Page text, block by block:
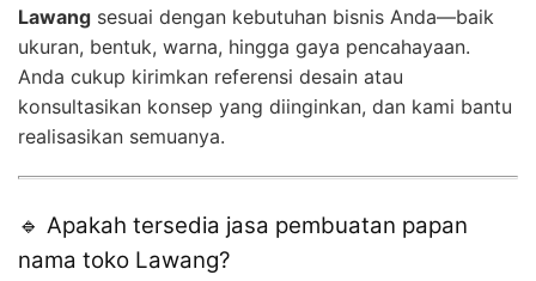
Lawang sesuai dengan kebutuhan bisnis Anda—baik
ukuran, bentuk, warna, hingga gaya pencahayaan.
Anda cukup kirimkan referensi desain atau
konsultasikan konsep yang diinginkan, dan kami bantu
realisasikan semuanya.
🔹 Apakah tersedia jasa pembuatan papan
nama toko Lawang?